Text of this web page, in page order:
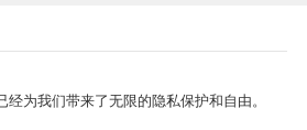
为我们带来了无限的隐私保护和自由。